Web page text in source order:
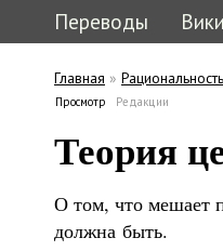
Переводы Вики
Вы здесь
Главная »
Просмотр (активная вкладка)
Редакции
Теория
О том, что мешает
должна быть.